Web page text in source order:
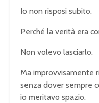
Io non risposi subito.
Perché la verità era
Non volevo lasciarlo.
Ma improvvisamente
senza dover sempre
io meritavo spazio.